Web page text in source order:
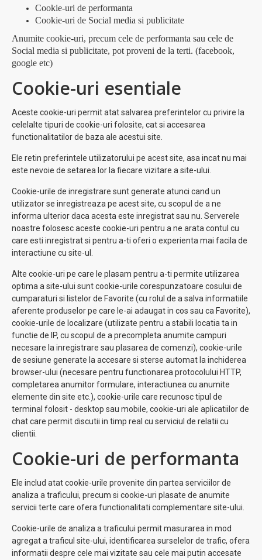
Cookie-uri de performanta
Cookie-uri de Social media si publicitate
Anumite cookie-uri, precum cele de performanta sau cele de
Social media si publicitate, pot proveni de la terti. (facebook,
google etc)
Cookie-uri esentiale
Aceste cookie-uri permit atat salvarea preferintelor cu privire la
celelalte tipuri de cookie-uri folosite, cat si accesarea
functionalitatilor de baza ale acestui site.
Ele retin preferintele utilizatorului pe acest site, asa incat nu mai
este nevoie de setarea lor la fiecare vizitare a site-ului.
Cookie-urile de inregistrare sunt generate atunci cand un
utilizator se inregistreaza pe acest site, cu scopul de a ne
informa ulterior daca acesta este inregistrat sau nu. Serverele
noastre folosesc aceste cookie-uri pentru a ne arata contul cu
care esti inregistrat si pentru a-ti oferi o experienta mai facila de
interactiune cu site-ul.
Alte cookie-uri pe care le plasam pentru a-ti permite utilizarea
optima a site-ului sunt cookie-urile corespunzatoare cosului de
cumparaturi si listelor de Favorite (cu rolul de a salva informatiile
aferente produselor pe care le-ai adaugat in cos sau ca Favorite),
cookie-urile de localizare (utilizate pentru a stabili locatia ta in
functie de IP, cu scopul de a precompleta anumite campuri
necesare la inregistrare sau plasarea de comenzi), cookie-urile
de sesiune generate la accesare si sterse automat la inchiderea
browser-ului (necesare pentru functionarea protocolului HTTP,
completarea anumitor formulare, interactiunea cu anumite
elemente din site etc.), cookie-urile care recunosc tipul de
terminal folosit - desktop sau mobile, cookie-uri ale aplicatiilor de
chat care permit discutii in timp real cu serviciul de relatii cu
clientii.
Cookie-uri de performanta
Ele includ atat cookie-urile provenite din partea serviciilor de
analiza a traficului, precum si cookie-uri plasate de anumite
servicii terte care ofera functionalitati complementare site-ului.
Cookie-urile de analiza a traficului permit masurarea in mod
agregat a traficul site-ului, identificarea surselelor de trafic, ofera
informatii despre cele mai vizitate sau cele mai putin accesate